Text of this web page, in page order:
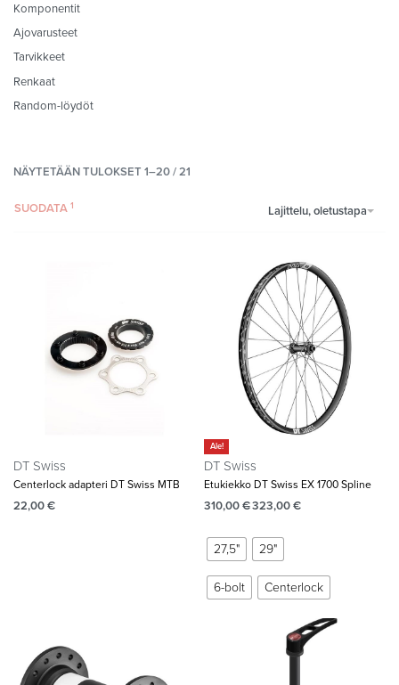
Komponentit
Ajovarusteet
Tarvikkeet
Renkaat
Random-löydöt
NÄYTETÄÄN TULOKSET 1–20 / 21
Lajittelu, oletustapa
SUODATA
DT Swiss
Centerlock adapteri DT Swiss MTB
22,00€
Ale!
DT Swiss
Etukiekko DT Swiss EX 1700 Spline
310,00€323,00€
27,5" 29"
6-bolt Centerlock